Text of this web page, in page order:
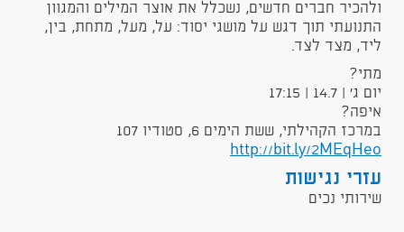
ולהכיר חברים חדשים, נשכלל את אוצר המילים והמגוון
התנועתי תוך דגש על מושגי יסוד: על, מעל, מתחת, בין,
ליד, מצד לצד.
מתי?
יום ג' | 14.7 | 17:15
איפה?
במרכז הקהילתי, ששת הימים 6, סטודיו 107
http://bit.ly/2MEqHeo
עזרי נגישות
שירותי נכים